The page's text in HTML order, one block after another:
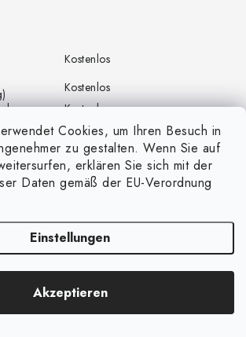
Cookies, um Ihren Besuch in
zu gestalten. Wenn Sie auf
erklären Sie sich mit der
Daten gemäß der EU-Verordnung
Einstellungen
Akzeptieren
Kostenlos
Kostenlos
Kostenlos
. Alle Rechte vorbehalten.Cookie-Einstellungen
ändern